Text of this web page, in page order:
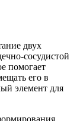
двух
сосудистой
помогает
его в
элемент для